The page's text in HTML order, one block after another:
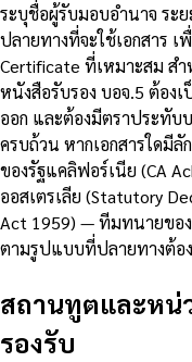
ระบุชื่อผู้รับมอบอำนาจ ระ
ปลายทางที่จะใช้เอกสาร
Certificate ที่เหมาะสม ส
หนังสือรับรอง บอจ.5 ต้อง
ออก และต้องมีตราประทับ
ครบถ้วน หากเอกสารใดมี
ของรัฐแคลิฟอร์เนีย (CA
ออสเตรเลีย (Statutory
Act 1959) — ทีมทนายขอ
ตามรูปแบบที่ปลายทางต้อ
สถานทูตและหน่
รองรับ